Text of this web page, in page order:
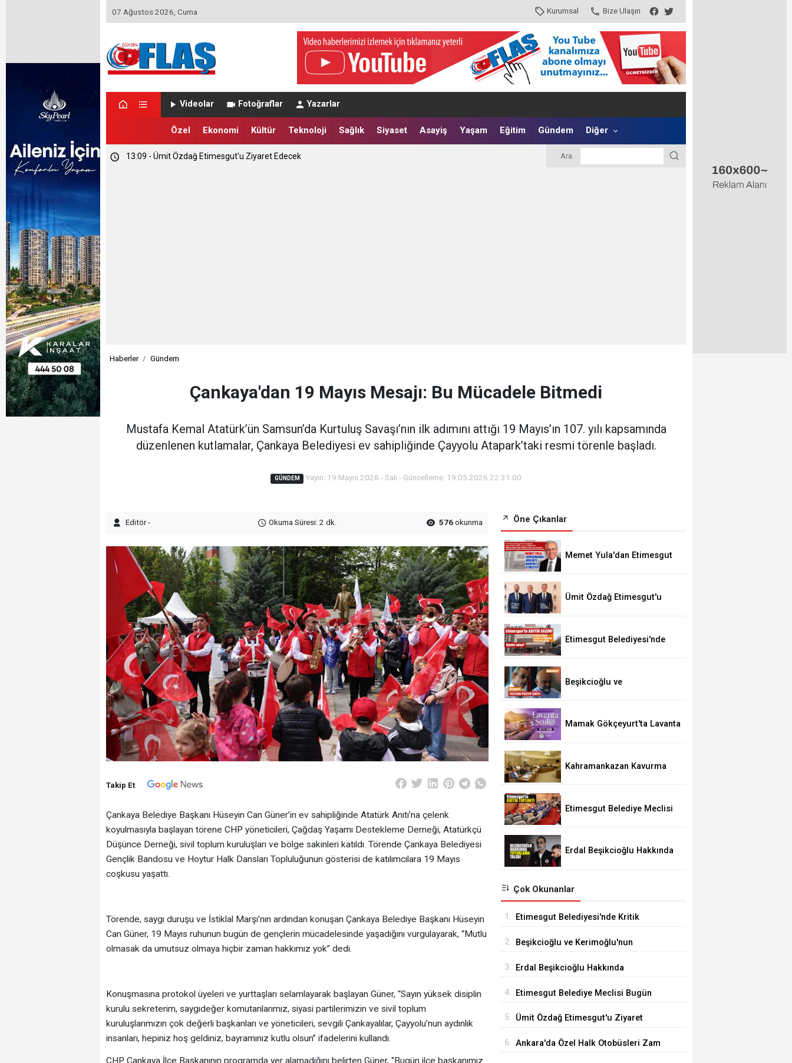
07 Ağustos 2026, Cuma Kurumsal Bize Ulaşın
Videolar Fotoğraflar Yazarlar
Özel Ekonomi Kültür Teknoloji Sağlık Siyaset Asayiş Yaşam Eğitim Gündem Diğer
23:46 - Memet Yula'dan Etimesgut Değerlendirmesi
13:09 - Ümit Özdağ Etimesgut'u Ziyaret Edecek Ara
Haberler Gündem
Çankaya'dan 19 Mayıs Mesajı: Bu Mücadele Bitmedi
Mustafa Kemal Atatürk’ün Samsun’da Kurtuluş Savaşı’nın ilk adımını attığı 19 Mayıs’ın 107. yılı kapsamında
düzenlenen kutlamalar, Çankaya Belediyesi ev sahipliğinde Çayyolu Atapark’taki resmi törenle başladı.
GÜNDEM Yayın: 19 Mayıs 2026 - Salı - Güncelleme: 19.05.2026 22:31:00
Editör - Okuma Süresi: 2 dk. 576okunma
Takip Et
Çankaya Belediye Başkanı Hüseyin Can Güner’in ev sahipliğinde Atatürk Anıtı’na çelenk
koyulmasıyla başlayan törene CHP yöneticileri, Çağdaş Yaşamı Destekleme Derneği, Atatürkçü
Düşünce Derneği, sivil toplum kuruluşları ve bölge sakinleri katıldı. Törende Çankaya Belediyesi
Gençlik Bandosu ve Hoytur Halk Dansları Topluluğunun gösterisi de katılımcılara 19 Mayıs
coşkusu yaşattı.
Törende, saygı duruşu ve İstiklal Marşı’nın ardından konuşan Çankaya Belediye Başkanı Hüseyin
Can Güner, 19 Mayıs ruhunun bugün de gençlerin mücadelesinde yaşadığını vurgulayarak, “Mutlu
olmasak da umutsuz olmaya hiçbir zaman hakkımız yok” dedi.
Konuşmasına protokol üyeleri ve yurttaşları selamlayarak başlayan Güner, “Sayın yüksek disiplin
kurulu sekreterim, saygıdeğer komutanlarımız, siyasi partilerimizin ve sivil toplum
kuruluşlarımızın çok değerli başkanları ve yöneticileri, sevgili Çankayalılar, Çayyolu’nun aydınlık
insanları, hepiniz hoş geldiniz, bayramınız kutlu olsun” ifadelerini kullandı.
Öne Çıkanlar
Memet Yula'dan Etimesgut
Ümit Özdağ Etimesgut'u
Etimesgut Belediyesi'nde
Beşikcioğlu ve
Pozitif Çıktı
Mamak Gökçeyurt'ta Lavanta
Kahramankazan Kavurma
Etimesgut Belediye Meclisi
Erdal Beşikcioğlu Hakkında
Çok Okunanlar
1. Etimesgut Belediyesi'nde Kritik
2. Beşikcioğlu ve Kerimoğlu'nun
3. Erdal Beşikcioğlu Hakkında
4. Etimesgut Belediye Meclisi Bugün
5. Ümit Özdağ Etimesgut'u Ziyaret
6. Ankara'da Özel Halk Otobüsleri Zam